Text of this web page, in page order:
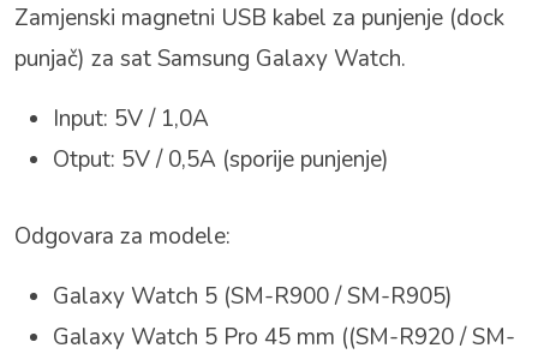
Zamjenski magnetni USB kabel za punjenje (dock
punjač) za sat Samsung Galaxy Watch.
Input: 5V / 1,0A
Otput: 5V / 0,5A (sporije punjenje)
Odgovara za modele:
Galaxy Watch 5 (SM-R900 / SM-R905)
Galaxy Watch 5 Pro 45 mm ((SM-R920 / SM-